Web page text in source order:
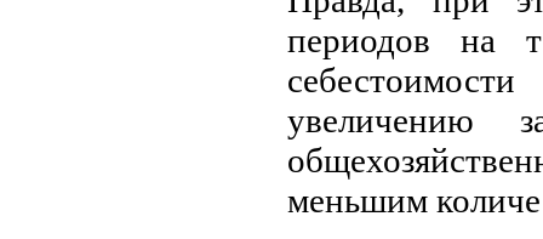
периодов на
увеличению
меньшим